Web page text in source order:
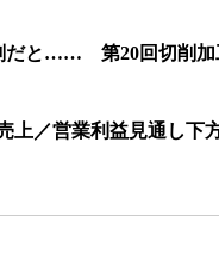
だと…… 第20回切削加
上／営業利益見通し下